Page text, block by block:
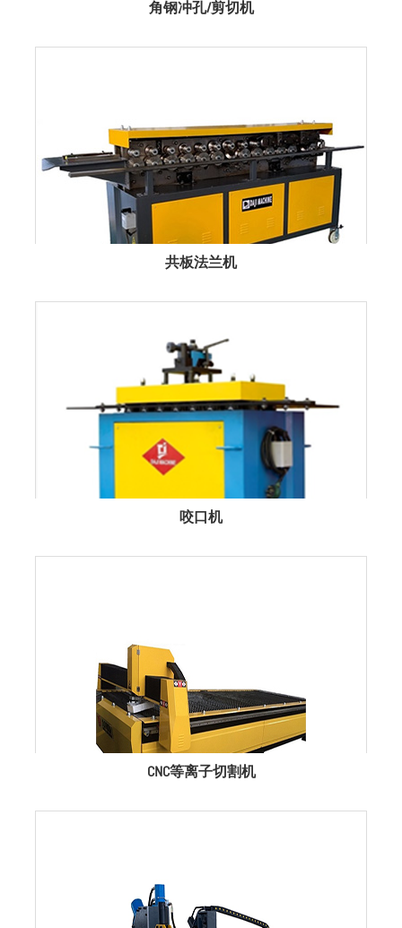
角钢冲孔/剪切机
共板法兰机
咬口机
CNC等离子切割机